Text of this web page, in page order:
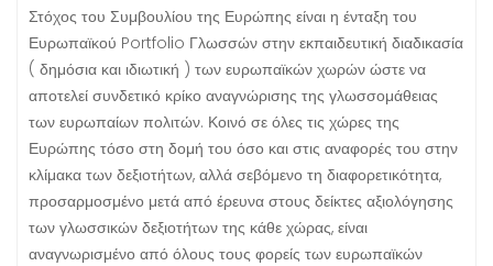
Στόχος του Συμβουλίου της Ευρώπης είναι η ένταξη του
Ευρωπαϊκού Portfolio Γλωσσών στην εκπαιδευτική διαδικασία
( δημόσια και ιδιωτική ) των ευρωπαϊκών χωρών ώστε να
αποτελεί συνδετικό κρίκο αναγνώρισης της γλωσσομάθειας
των ευρωπαίων πολιτών. Κοινό σε όλες τις χώρες της
Ευρώπης τόσο στη δομή του όσο και στις αναφορές του στην
κλίμακα των δεξιοτήτων, αλλά σεβόμενο τη διαφορετικότητα,
προσαρμοσμένο μετά από έρευνα στους δείκτες αξιολόγησης
των γλωσσικών δεξιοτήτων της κάθε χώρας, είναι
αναγνωρισμένο από όλους τους φορείς των ευρωπαϊκών